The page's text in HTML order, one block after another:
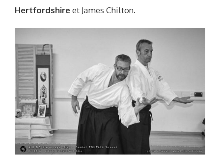
Hertfordshireet James Chilton.